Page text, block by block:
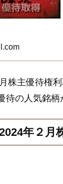
株主優待権
待の人気銘
年２月